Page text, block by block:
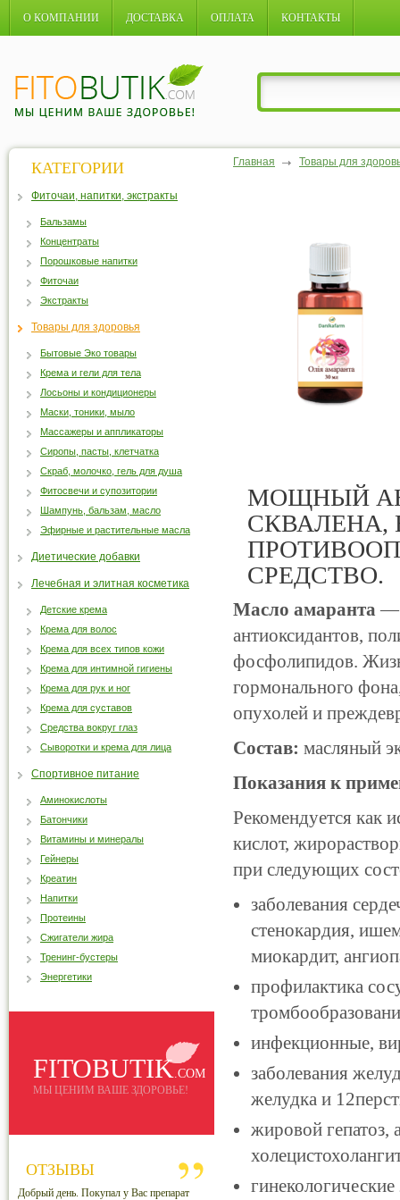
О КОМПАНИИ ДОСТАВКА ОПЛАТА КОНТАКТЫ
Главная Товары для
МОЩНЫЙ
СКВАЛЕНА,
СРЕДСТВО.
Масло амаранта—
антиоксидантов,
фосфолипидов.
гормонального
опухолей и
Состав: масляный
Показания к
Рекомендуется как
кислот,
при следующих
заболевания
стенокардия,
миокардит,
профилактика
инфекционные,
заболевания
желудка и
жировой гепатоз,
КАТЕГОРИИ
Фиточаи, напитки, экстракты
Бальзамы
Концентраты
Порошковые напитки
Фиточаи
Экстракты
Товары для здоровья
Бытовые Эко товары
Крема и гели для тела
Лосьоны и кондиционеры
Маски, тоники, мыло
Массажеры и аппликаторы
Сиропы, пасты, клетчатка
Скраб, молочко, гель для душа
Фитосвечи и супозитории
Шампунь, бальзам, масло
Эфирные и растительные масла
Диетические добавки
Лечебная и элитная косметика
Детские крема
Крема для волос
Крема для всех типов кожи
Крема для интимной гигиены
Крема для рук и ног
Крема для суставов
Средства вокруг глаз
Сыворотки и крема для лица
Спортивное питание
Аминокислоты
Батончики
Витамины и минералы
Гейнеры
Креатин
Напитки
Протеины
Сжигатели жира
Тренинг-бустеры
Энергетики
FITOBUTIK.COM
МЫ ЦЕНИМ ВАШЕ ЗДОРОВЬЕ!
ОТЗЫВЫ
Добрый день. Покупал у Вас препарат